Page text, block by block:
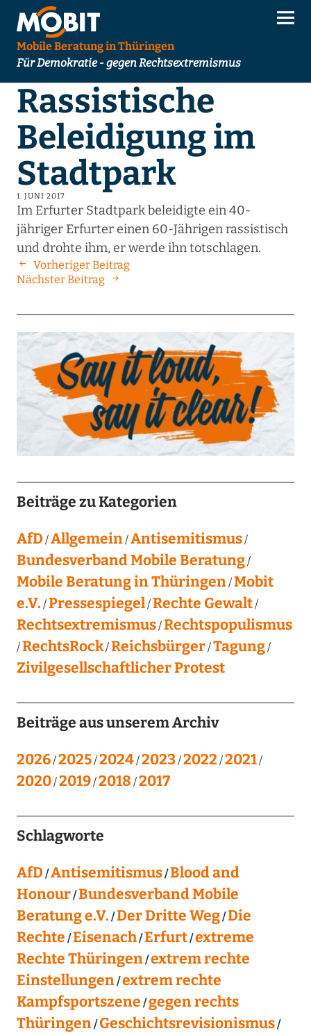
Mobile Beratung in Thüringen
Für Demokratie - gegen Rechtsextremismus
Rassistische
Beleidigung im
Stadtpark
1. JUNI 2017
Im Erfurter Stadtpark beleidigte ein 40-
jähriger Erfurter einen 60-Jährigen rassistisch
und drohte ihm, er werde ihn totschlagen.
Vorheriger Beitrag
Nächster Beitrag
Beiträge zu Kategorien
AfD Allgemein Antisemitismus
Bundesverband Mobile Beratung
Mobile Beratung in Thüringen Mobit
e.V. Pressespiegel Rechte Gewalt
Rechtsextremismus Rechtspopulismus
RechtsRock Reichsbürger Tagung
Zivilgesellschaftlicher Protest
Beiträge aus unserem Archiv
2026 2025 2024 2023 2022 2021
2020 2019 2018 2017
Schlagworte
AfD Antisemitismus Blood and
Honour Bundesverband Mobile
Beratung e.V. Der Dritte Weg Die
Rechte Eisenach Erfurt extreme
Rechte Thüringen extrem rechte
Einstellungen extrem rechte
Kampfsportszene gegen rechts
Thüringen Geschichtsrevisionismus